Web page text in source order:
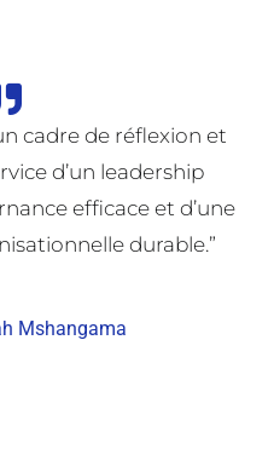
cadre de réflexion et
d’un leadership
efficace et d’une
durable.”
Mshangama